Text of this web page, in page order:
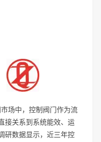
场中，控制阀门作为流
接关系到系统能效、运
研数据显示，近三年控